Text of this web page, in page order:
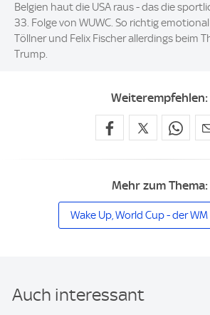
Belgien haut die USA raus - das die
33. Folge von WUWC. So richtig
Töllner und Felix Fischer allerdings beim
Trump.
Weiterempfehlen:
Mehr zum Thema:
Wake Up, World Cup - der
Auch interessant